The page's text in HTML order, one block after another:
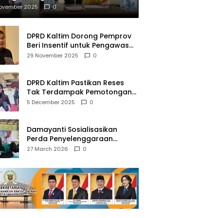
NAPZA
2025 0
DPRD Kaltim Dorong Pemprov
Beri Insentif untuk Pengawas
Madrasah dan Pendidikan
29 November 2025 0
DPRD Kaltim Pastikan Reses
Tak Terdampak Pemotongan
Transfer Dana Pusat
5 December 2025 0
Damayanti Sosialisasikan
Perda Penyelenggaraan
Pendidikan Pancasila dan
27 March 2026 0